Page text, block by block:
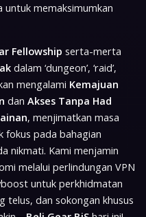
untuk memaksimumkan
Fellowship serta-merta
dalam ‘dungeon’, ‘raid’,
mengalami Kemajuan
dan Akses Tanpa Had
, menjimatkan masa
fokus pada bahagian
nikmati. Kami menjamin
melalui perlindungan VPN
untuk perkhidmatan
telus, dan sokongan khusus